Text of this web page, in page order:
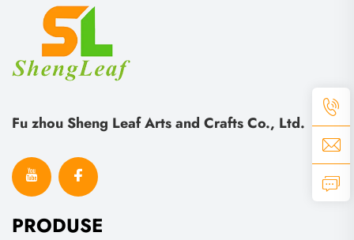
Fu zhou Sheng Leaf Arts and Crafts Co., Ltd.
PRODUSE